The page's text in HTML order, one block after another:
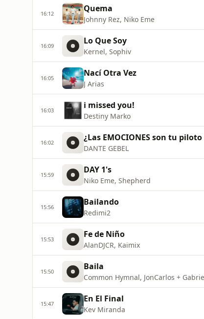
16:12 Quema
Johnny Rez, Niko Eme
16:09 Lo Que Soy
Kernel, Sophiv
16:05 Nací Otra Vez
J Arias
16:03 i missed you!
Destiny Marko
16:02 ¿Las EMOCIONES son tu piloto
DANTE GEBEL
15:59 DAY 1's
Niko Eme, Shepherd
15:56 Bailando
Redimi2
15:53 Fe de Niño
AlanDJCR, Kaimix
15:50 Baila
Common Hymnal, JonCarlos +
15:47 En El Final
Kev Miranda